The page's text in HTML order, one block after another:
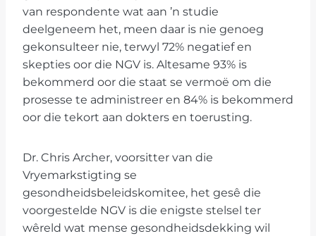
van respondente wat aan ’n studie
deelgeneem het, meen daar is nie genoeg
gekonsulteer nie, terwyl 72% negatief en
skepties oor die NGV is. Altesame 93% is
bekommerd oor die staat se vermoë om die
prosesse te administreer en 84% is bekommerd
oor die tekort aan dokters en toerusting.
Dr. Chris Archer, voorsitter van die
Vryemarkstigting se
gesondheidsbeleidskomitee, het gesê die
voorgestelde NGV is die enigste stelsel ter
wêreld wat mense gesondheidsdekking wil